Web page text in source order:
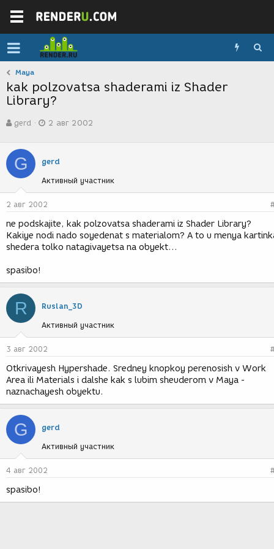
Maya
kak polzovatsa shaderami iz Shader
Library?
в
о
р
т
е
м
ы
gerd
а
с
з
д
и
я
2 авг 2002
G gerd
Активный участник
2 авг 2002
ne podskajite, kak polzovatsa shaderami iz Shader Library?
Kakiye nodi nado soyedenat s materialom? A to u menya
shedera tolko natagivayetsa na obyekt...
spasibo!
R Ruslan_3D
Активный участник
3 авг 2002
Otkrivayesh Hypershade. Sredney knopkoy perenosish v Work
Area ili Materials i dalshe kak s lubim sheuderom v Maya -
naznachayesh obyektu.
G gerd
Активный участник
4 авг 2002
spasibo!